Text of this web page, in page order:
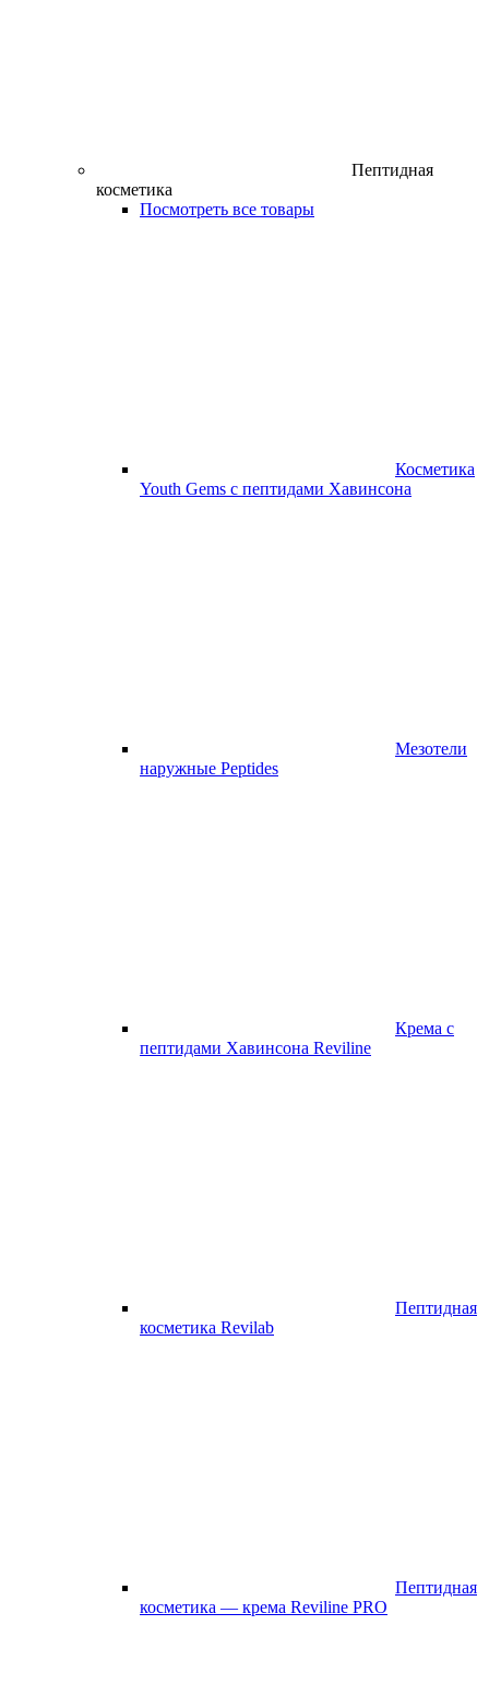
Пептидная
косметика
Посмотреть все товары
Косметика
Youth Gems с пептидами Хавинсона
Мезотели
наружные Peptides
Крема с
пептидами Хавинсона Reviline
Пептидная
косметика Revilab
Пептидная
косметика — крема Reviline PRO